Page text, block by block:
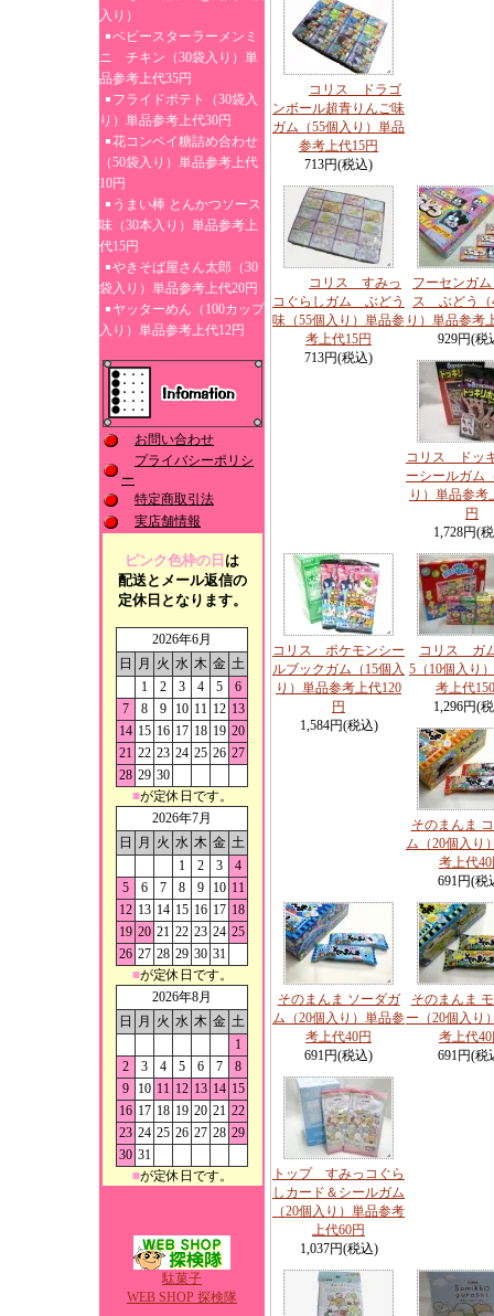
入り）
ベビースターラーメンミ
ニ チキン（30袋入り）単
品参考上代35円
フライドポテト（30袋入
り）単品参考上代30円
花コンペイ糖詰め合わせ
（50袋入り）単品参考上代
10円
うまい棒 とんかつソース
味（30本入り）単品参考上
代15円
やきそば屋さん太郎（30
袋入り）単品参考上代20円
ヤッターめん（100カップ
入り）単品参考上代12円
お問い合わせ
プライバシーポリシ
ー
特定商取引法
実店舗情報
ピンク色枠の日 は
配送とメール返信の
定休日となります。
2026年6月
日
月 火 水 木 金 土
1
2 3 4 5
6
7
8 9 10 11 12 13
14 15 16 17 18 19 20
21 22 23 24 25 26 27
28 29 30
■が定休日です。
2026年7月
日
月 火 水 木 金 土
1
2 3
4
5
6 7 8 9 10 11
12 13 14 15 16 17 18
19 20 21 22 23 24 25
26 27 28 29 30 31
■が定休日です。
2026年8月
日
月 火 水 木 金 土
1
2
3 4 5 6 7
8
9
10 11 12 13 14 15
16 17 18 19 20 21 22
23 24 25 26 27 28 29
30 31
■が定休日です。
駄菓子
WEB SHOP 探検隊
コリス ドラゴ
ンボール超青りんご味
ガム（55個入り）単品
参考上代15円
713円(税込)
コリス すみっ
コぐらしガム ぶどう
味（55個入り）単品参
考上代15円
713円(税込)
フーセンガ
ス ぶどう（
り）単品参考
929円(税
コリス ドッ
ーシールガム
り）単品参考
円
1,728円(
コリス ポケモンシー
ルブックガム（15個入
り）単品参考上代120
円
1,584円(税込)
コリス ガ
5（10個入り
考上代
1,296円(
そのまんま
ム（20個入り
考上代
691円(税
そのまんま ソーダガ
ム（20個入り）単品参
考上代40円
691円(税込)
そのまんま
ー（20個入り
考上代
691円(税
トップ すみっコぐら
しカード＆シールガム
（20個入り）単品参考
上代60円
1,037円(税込)